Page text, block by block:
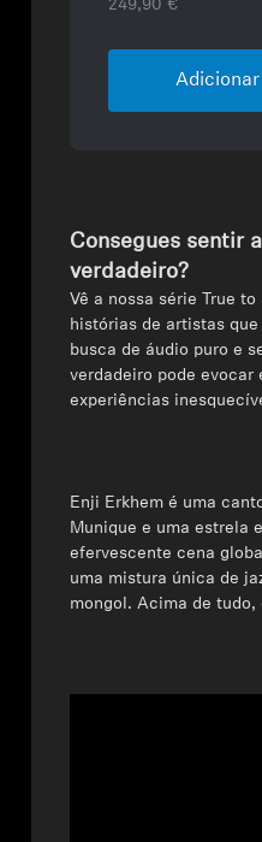
249,90 €
Consegues sentir
verdadeiro?
Vê a nossa série True
histórias de artistas
busca de áudio puro e
verdadeiro pode evocar
experiências
Enji Erkhem é uma
Munique e uma estrela
efervescente cena
uma mistura única de
mongol. Acima de tudo,